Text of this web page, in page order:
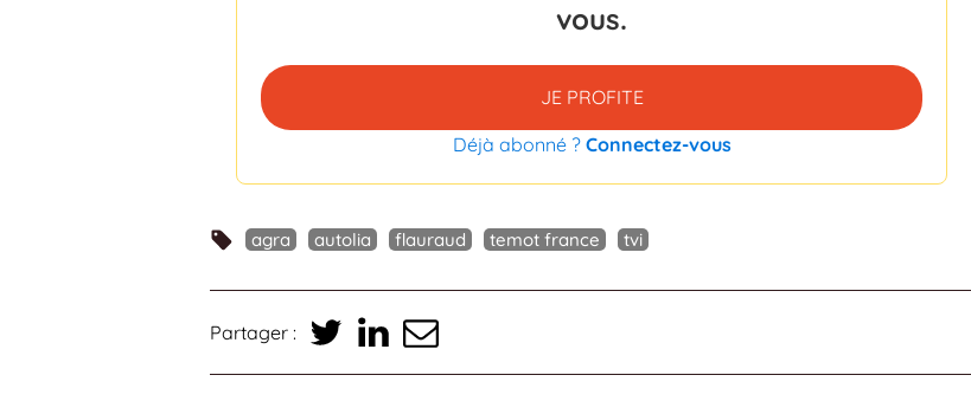
vous.
JE PROFITE
Déjà abonné ? Connectez-vous
agra autolia flauraud temot france tvi
Partager :